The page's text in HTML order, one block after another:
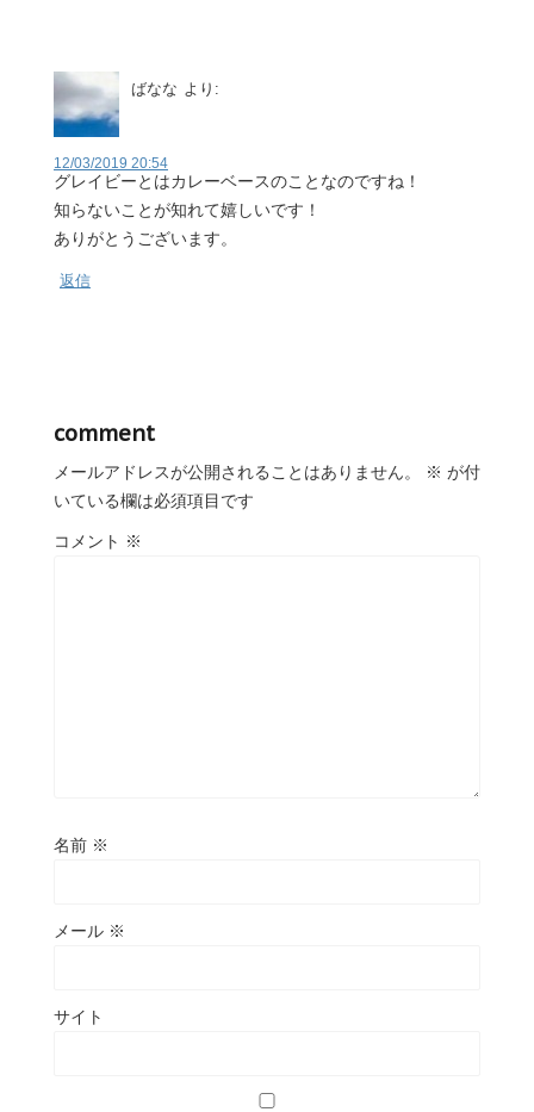
ばなな より:
12/03/2019 20:54
グレイビーとはカレーベースのことなのですね！
知らないことが知れて嬉しいです！
ありがとうございます。
返信
comment
メールアドレスが公開されることはありません。 ※ が付
いている欄は必須項目です
コメント ※
名前 ※
メール ※
サイト